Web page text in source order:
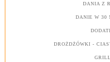
DANIA Z
DANIE W 30
DROŻDŻÓWKI -
GRILL